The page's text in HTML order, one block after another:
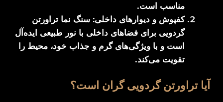
مناسب است.
کفپوش و دیوارهای داخلی: سنگ نما تراورتن
گردویی برای فضاهای داخلی با نور طبیعی ایده‌آل
است و با ویژگی‌های گرم و جذاب خود، محیط را
تقویت می‌کند.
آیا تراورتن گردویی گران است؟